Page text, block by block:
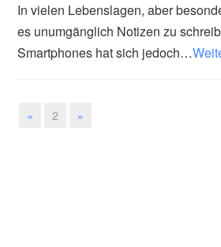
In vielen Lebenslagen, aber
es unumgänglich Notizen zu
Smartphones hat sich jedoch…
« 2 »